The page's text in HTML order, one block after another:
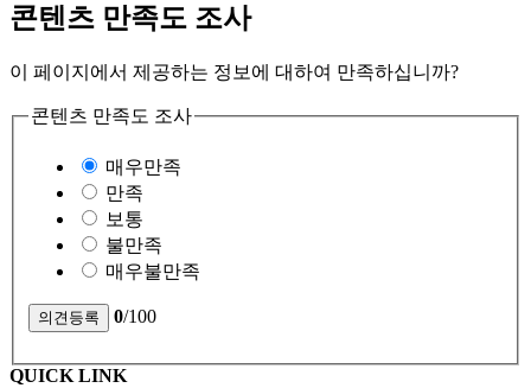
콘텐츠 만족도 조사
이 페이지에서 제공하는 정보에 대하여 만족하십니까?
콘텐츠 만족도 조사
매우만족
만족
보통
불만족
매우불만족
0/100
QUICK LINK